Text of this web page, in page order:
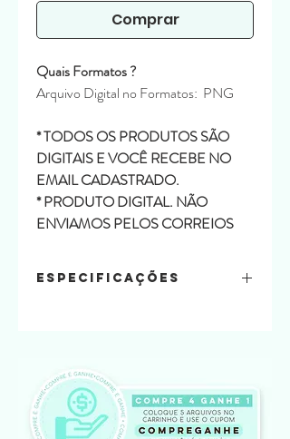
Comprar
Quais Formatos ?
Arquivo Digital no Formatos: PNG
* TODOS OS PRODUTOS SÃO
DIGITAIS E VOCÊ RECEBE NO
EMAIL CADASTRADO.
* PRODUTO DIGITAL. NÃO
ENVIAMOS PELOS CORREIOS
Especificações
camadinhas
Formatos:
Arquivo de Elementos: PNG
Arquivo de corte: DXF, SVG, PDF e